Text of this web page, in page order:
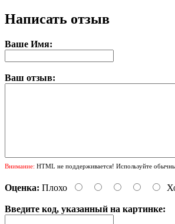
Написать отзыв
Ваше Имя:
Ваш отзыв:
Внимание: HTML не поддерживается! Используйте
Оценка: Плохо
Введите код, указанный на картинке: